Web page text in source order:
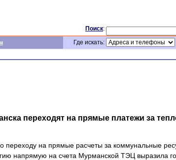
Поиск:
Где искать:
переходят на прямые платежи за
переходу на прямые расчеты за коммунальные
напрямую на счета Мурманской ТЭЦ выразила